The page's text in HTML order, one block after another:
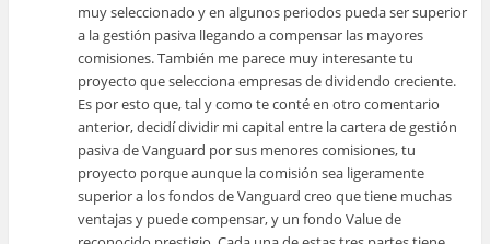
muy seleccionado y en algunos periodos pueda ser superior
a la gestión pasiva llegando a compensar las mayores
comisiones. También me parece muy interesante tu
proyecto que selecciona empresas de dividendo creciente.
Es por esto que, tal y como te conté en otro comentario
anterior, decidí dividir mi capital entre la cartera de gestión
pasiva de Vanguard por sus menores comisiones, tu
proyecto porque aunque la comisión sea ligeramente
superior a los fondos de Vanguard creo que tiene muchas
ventajas y puede compensar, y un fondo Value de